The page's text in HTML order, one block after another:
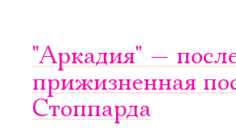
"Аркадия" —
прижизненная
Стоппарда